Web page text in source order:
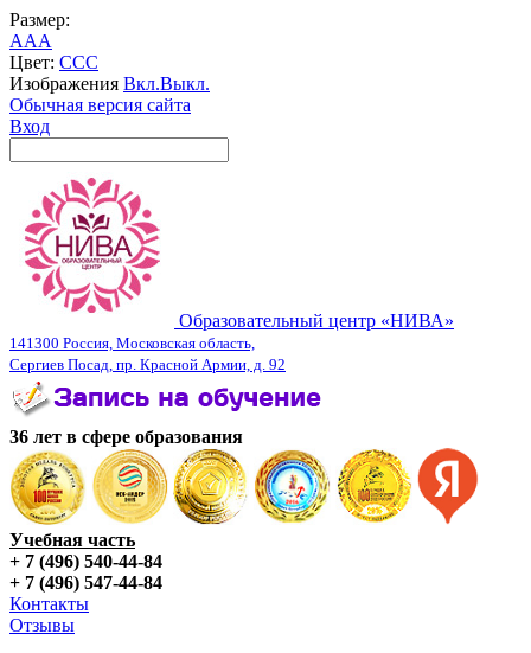
Размер:
AAA
Цвет: CCC
Изображения Вкл.Выкл.
Обычная версия сайта
Вход
Образовательный центр «НИВА»
141300 Россия, Московская область,
Сергиев Посад, пр. Красной Армии, д. 92
36 лет в сфере образования
Учебная часть
+ 7 (496) 540-44-84
+ 7 (496) 547-44-84
Контакты
Отзывы